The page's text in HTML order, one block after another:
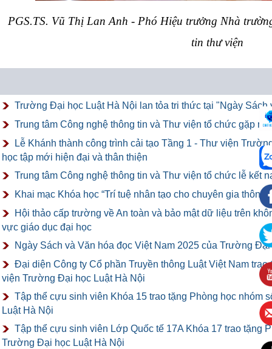
PGS.TS. Vũ Thị Lan Anh - Phó Hiệu trưởng Nhà
tin thư viện
Trường Đại học Luật Hà Nội lan tỏa tri thức tại "Ngày Sách
Trung tâm Công nghệ thông tin và Thư viện tổ chức gặp
Lễ Khánh thành công trình cải tạo Tầng 1 - Thư viện
học tập mới hiện đại và thân thiện
Trung tâm Công nghệ thông tin và Thư viện tổ chức lễ kết
Khai mạc Khóa học “Trí tuệ nhân tạo cho chuyên gia thông
Hội thảo cấp trường về An toàn và bảo mật dữ liệu trên
vực giáo dục đại học
Ngày Sách và Văn hóa đọc Việt Nam 2025 của Trường
Đại diện Công ty Cổ phần Truyền thông Luật Việt Nam
viện Trường Đại học Luật Hà Nội
Tập thể cựu sinh viên Khóa 15 trao tặng Phòng học nhóm
Luật Hà Nội
Tập thể cựu sinh viên Lớp Quốc tế 17A Khóa 17 trao tặng
Trường Đại học Luật Hà Nội